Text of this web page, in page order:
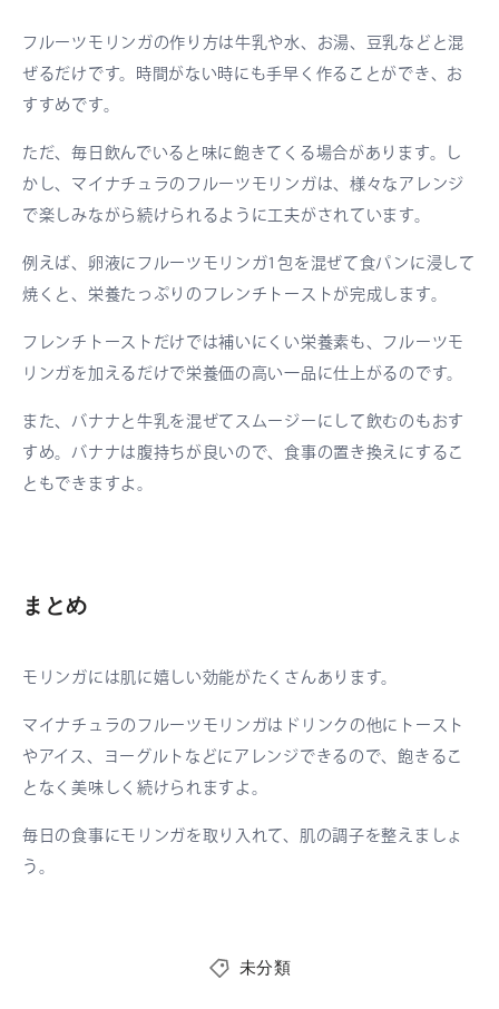
フルーツモリンガの作り方は牛乳や水、お湯、豆乳などと混
ぜるだけです。時間がない時にも手早く作ることができ、お
すすめです。
ただ、毎日飲んでいると味に飽きてくる場合があります。し
かし、マイナチュラのフルーツモリンガは、様々なアレンジ
で楽しみながら続けられるように工夫がされています。
例えば、卵液にフルーツモリンガ1包を混ぜて食パンに浸して
焼くと、栄養たっぷりのフレンチトーストが完成します。
フレンチトーストだけでは補いにくい栄養素も、フルーツモ
リンガを加えるだけで栄養価の高い一品に仕上がるのです。
また、バナナと牛乳を混ぜてスムージーにして飲むのもおす
すめ。バナナは腹持ちが良いので、食事の置き換えにするこ
ともできますよ。
まとめ
モリンガには肌に嬉しい効能がたくさんあります。
マイナチュラのフルーツモリンガはドリンクの他にトースト
やアイス、ヨーグルトなどにアレンジできるので、飽きるこ
となく美味しく続けられますよ。
毎日の食事にモリンガを取り入れて、肌の調子を整えましょ
う。
未分類